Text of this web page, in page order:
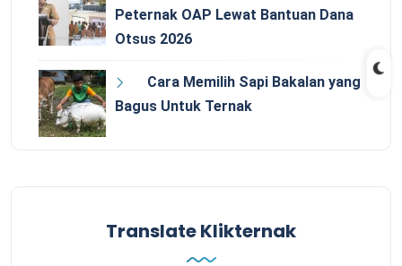
Peternak OAP Lewat Bantuan Dana
Otsus 2026
Cara Memilih Sapi Bakalan yang
Bagus Untuk Ternak
Translate Klikternak